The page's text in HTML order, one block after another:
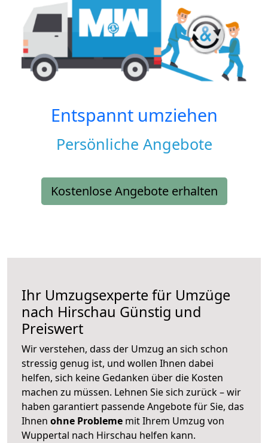
Entspannt umziehen
Persönliche Angebote
Kostenlose Angebote erhalten
Ihr Umzugsexperte für Umzüge
nach Hirschau Günstig und
Preiswert
Wir verstehen, dass der Umzug an sich schon
stressig genug ist, und wollen Ihnen dabei
helfen, sich keine Gedanken über die Kosten
machen zu müssen. Lehnen Sie sich zurück – wir
haben garantiert passende Angebote für Sie, das
Ihnen ohne Probleme mit Ihrem Umzug von
Wuppertal nach Hirschau helfen kann.